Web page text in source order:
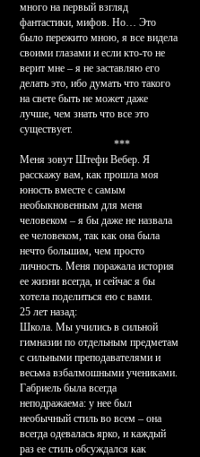
много на первый взгляд
фантастики, мифов. Но… Это
было пережито мною, я все видела
своими глазами и если кто-то не
верит мне – я не заставляю его
делать это, ибо думать что такого
на свете быть не может даже
лучше, чем знать что все это
существует.
***
Меня зовут Штефи Вебер. Я
расскажу вам, как прошла моя
юность вместе с самым
необыкновенным для меня
человеком – я бы даже не назвала
ее человеком, так как она была
нечто большим, чем просто
личность. Меня поражала история
ее жизни всегда, и сейчас я бы
хотела поделиться ею с вами.
25 лет назад:
Школа. Мы учились в сильной
гимназии по отдельным предметам
с сильными преподавателями и
весьма взбалмошными учениками.
Габриель была всегда
неподражаема: у нее был
необычный стиль во всем – она
всегда одевалась ярко, и каждый
раз ее стиль обсуждался как